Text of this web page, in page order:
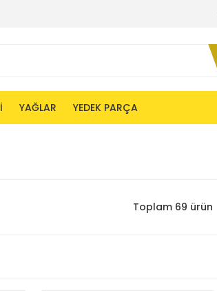
YAĞLAR YEDEK PARÇA
Toplam 69 ürün